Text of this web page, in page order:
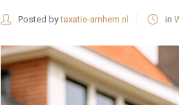
Posted bytaxatie-arnhem.nl in